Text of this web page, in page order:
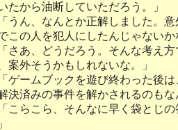
たから油断していただろう。」
うん、なんとか正解しました。
この人を犯人にしたんじゃないか
さあ、どうだろう。そんな考え
案外そうかもしれないな。」
ゲームブックを遊び終わった後
決済みの事件を解かされるのも
こらこら、そんなに早く袋とじ